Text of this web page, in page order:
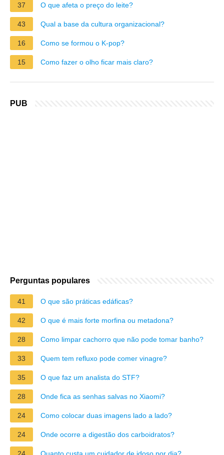
37 O que afeta o preço do leite?
43 Qual a base da cultura organizacional?
16 Como se formou o K-pop?
15 Como fazer o olho ficar mais claro?
PUB
Perguntas populares
41 O que são práticas edáficas?
42 O que é mais forte morfina ou metadona?
28 Como limpar cachorro que não pode tomar banho?
33 Quem tem refluxo pode comer vinagre?
35 O que faz um analista do STF?
28 Onde fica as senhas salvas no Xiaomi?
24 Como colocar duas imagens lado a lado?
24 Onde ocorre a digestão dos carboidratos?
24 Quanto custa um cuidador de idoso por dia?